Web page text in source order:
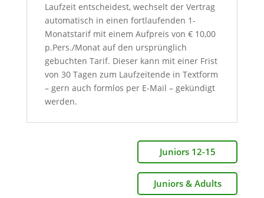
Laufzeit entscheidest, wechselt der Vertrag
automatisch in einen fortlaufenden 1-
Monatstarif mit einem Aufpreis von € 10,00
p.Pers./Monat auf den ursprünglich
gebuchten Tarif. Dieser kann mit einer Frist
von 30 Tagen zum Laufzeitende in Textform
– gern auch formlos per E-Mail – gekündigt
werden.
Juniors 12-15
Juniors & Adults